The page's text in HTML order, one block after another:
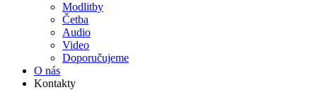
Modlitby
Četba
Audio
Video
Doporu­čujeme
O nás
Kontakty